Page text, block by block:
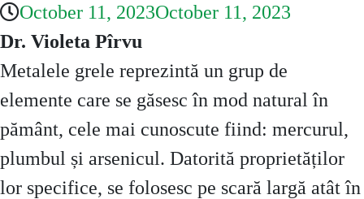
October 11, 2023October 11, 2023
Dr. Violeta Pîrvu
Metalele grele reprezintă un grup de
elemente care se găsesc în mod natural în
pământ, cele mai cunoscute fiind: mercurul,
plumbul și arsenicul. Datorită proprietăților
lor specifice, se folosesc pe scară largă atât în